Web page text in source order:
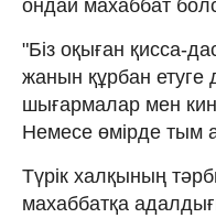
ондай махаббат
"Біз оқыған қисса-
жанын құрбан
шығармалар мен
Немесе өмірде тым
Түрік xалқының
маxаббатқа